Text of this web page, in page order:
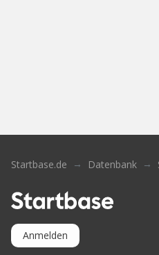
Startbase.de Datenbank
Anmelden